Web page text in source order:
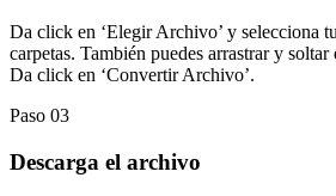
Da click en ‘Elegir Archivo’ y selecciona
carpetas. También puedes arrastrar y
Da click en ‘Convertir Archivo’.
Paso 03
Descarga el archivo